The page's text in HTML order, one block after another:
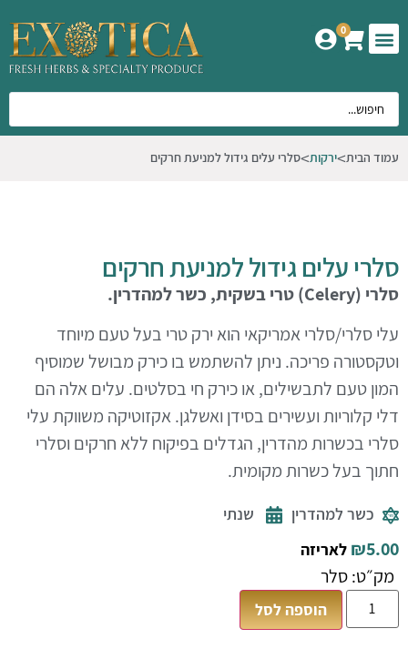
0
עמוד הבית ירקות סלרי עלים גידול למניעת חרקים
סלרי עלים גידול למניעת חרקים
סלרי (Celery) טרי בשקית, כשר למהדרין.
עלי סלרי/סלרי אמריקאי הוא ירק טרי בעל טעם מיוחד
וטקסטורה פריכה. ניתן להשתמש בו כירק מבושל שמוסיף
המון טעם לתבשילים, או כירק חי בסלטים. עלים אלה הם
דלי קלוריות ועשירים בסידן ואשלגן. אקזוטיקה משווקת עלי
סלרי בכשרות מהדרין, הגדלים בפיקוח ללא חרקים וסלרי
חתוך בעל כשרות מקומית.
כשר למהדרין שנתי
₪5.00 לאריזה
מק״ט: סלר
הוספה לסל